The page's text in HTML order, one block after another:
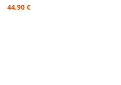
44,90 €